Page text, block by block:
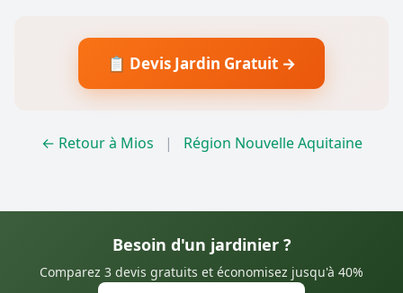
📋 Devis Jardin Gratuit →
← Retour à Mios | Région Nouvelle Aquitaine
Besoin d'un jardinier ?
Comparez 3 devis gratuits et économisez jusqu'à 40%